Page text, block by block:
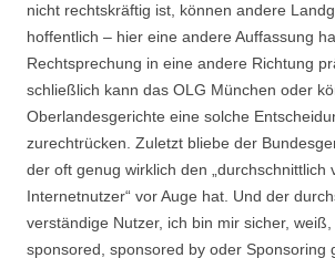
nicht rechtskräftig ist, können andere
hoffentlich – hier eine andere Auffassung
Rechtsprechung in eine andere Richtung
schließlich kann das OLG München oder
Oberlandesgerichte eine solche
zurechtrücken. Zuletzt bliebe der
der oft genug wirklich den „durchschnittlich
Internetnutzer“ vor Auge hat. Und der
verständige Nutzer, ich bin mir sicher,
sponsored, sponsored by oder Sponsoring